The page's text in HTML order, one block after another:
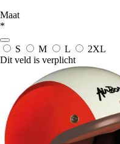
Maat
*
S M L
2XL
Dit veld is verplicht